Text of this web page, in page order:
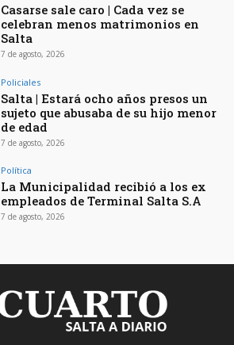
Casarse sale caro | Cada vez se
celebran menos matrimonios en
Salta
7 de agosto, 2026
Policiales
Salta | Estará ocho años presos un
sujeto que abusaba de su hijo menor
de edad
7 de agosto, 2026
Política
La Municipalidad recibió a los ex
empleados de Terminal Salta S.A
7 de agosto, 2026